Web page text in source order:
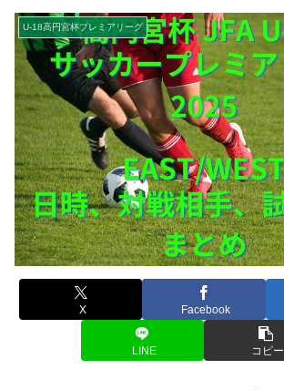
U-18高円宮杯プレミアリーグ
X Facebook
LINE コピー